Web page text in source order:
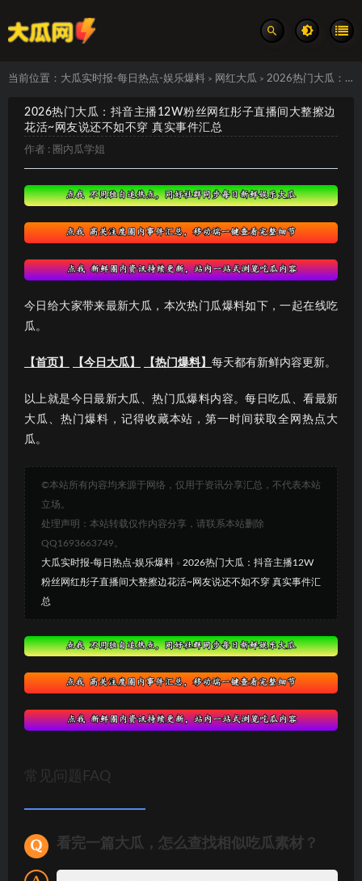
当前位置： 大瓜实时报-每日热点-娱乐爆料 > 网红大瓜 > 2026热门大瓜：抖音主播12W粉丝网红彤子直播间大整擦边花活~网友说还不如不穿 真实事件汇总
2026热门大瓜：抖音主播12W粉丝网红彤子直播间大整擦边
花活~网友说还不如不穿 真实事件汇总
作者 : 圈内瓜学姐
今日给大家带来最新大瓜，本次热门瓜爆料如下，一起在线吃
瓜。
【首页】 【今日大瓜】 【热门爆料】 每天都有新鲜内容更新。
以上就是今日最新大瓜、热门瓜爆料内容。每日吃瓜、看最新
大瓜、热门爆料，记得收藏本站，第一时间获取全网热点大
瓜。
©本站所有内容均来源于网络，仅用于资讯分享汇总，不代表本站
立场。
处理声明：本站转载仅作内容分享，请联系本站删除
QQ1693663749。
大瓜实时报-每日热点-娱乐爆料 » 2026热门大瓜：抖音主播12W
粉丝网红彤子直播间大整擦边花活~网友说还不如不穿 真实事件汇
总
常见问题FAQ
看完一篇大瓜，怎么查找相似吃瓜素材？